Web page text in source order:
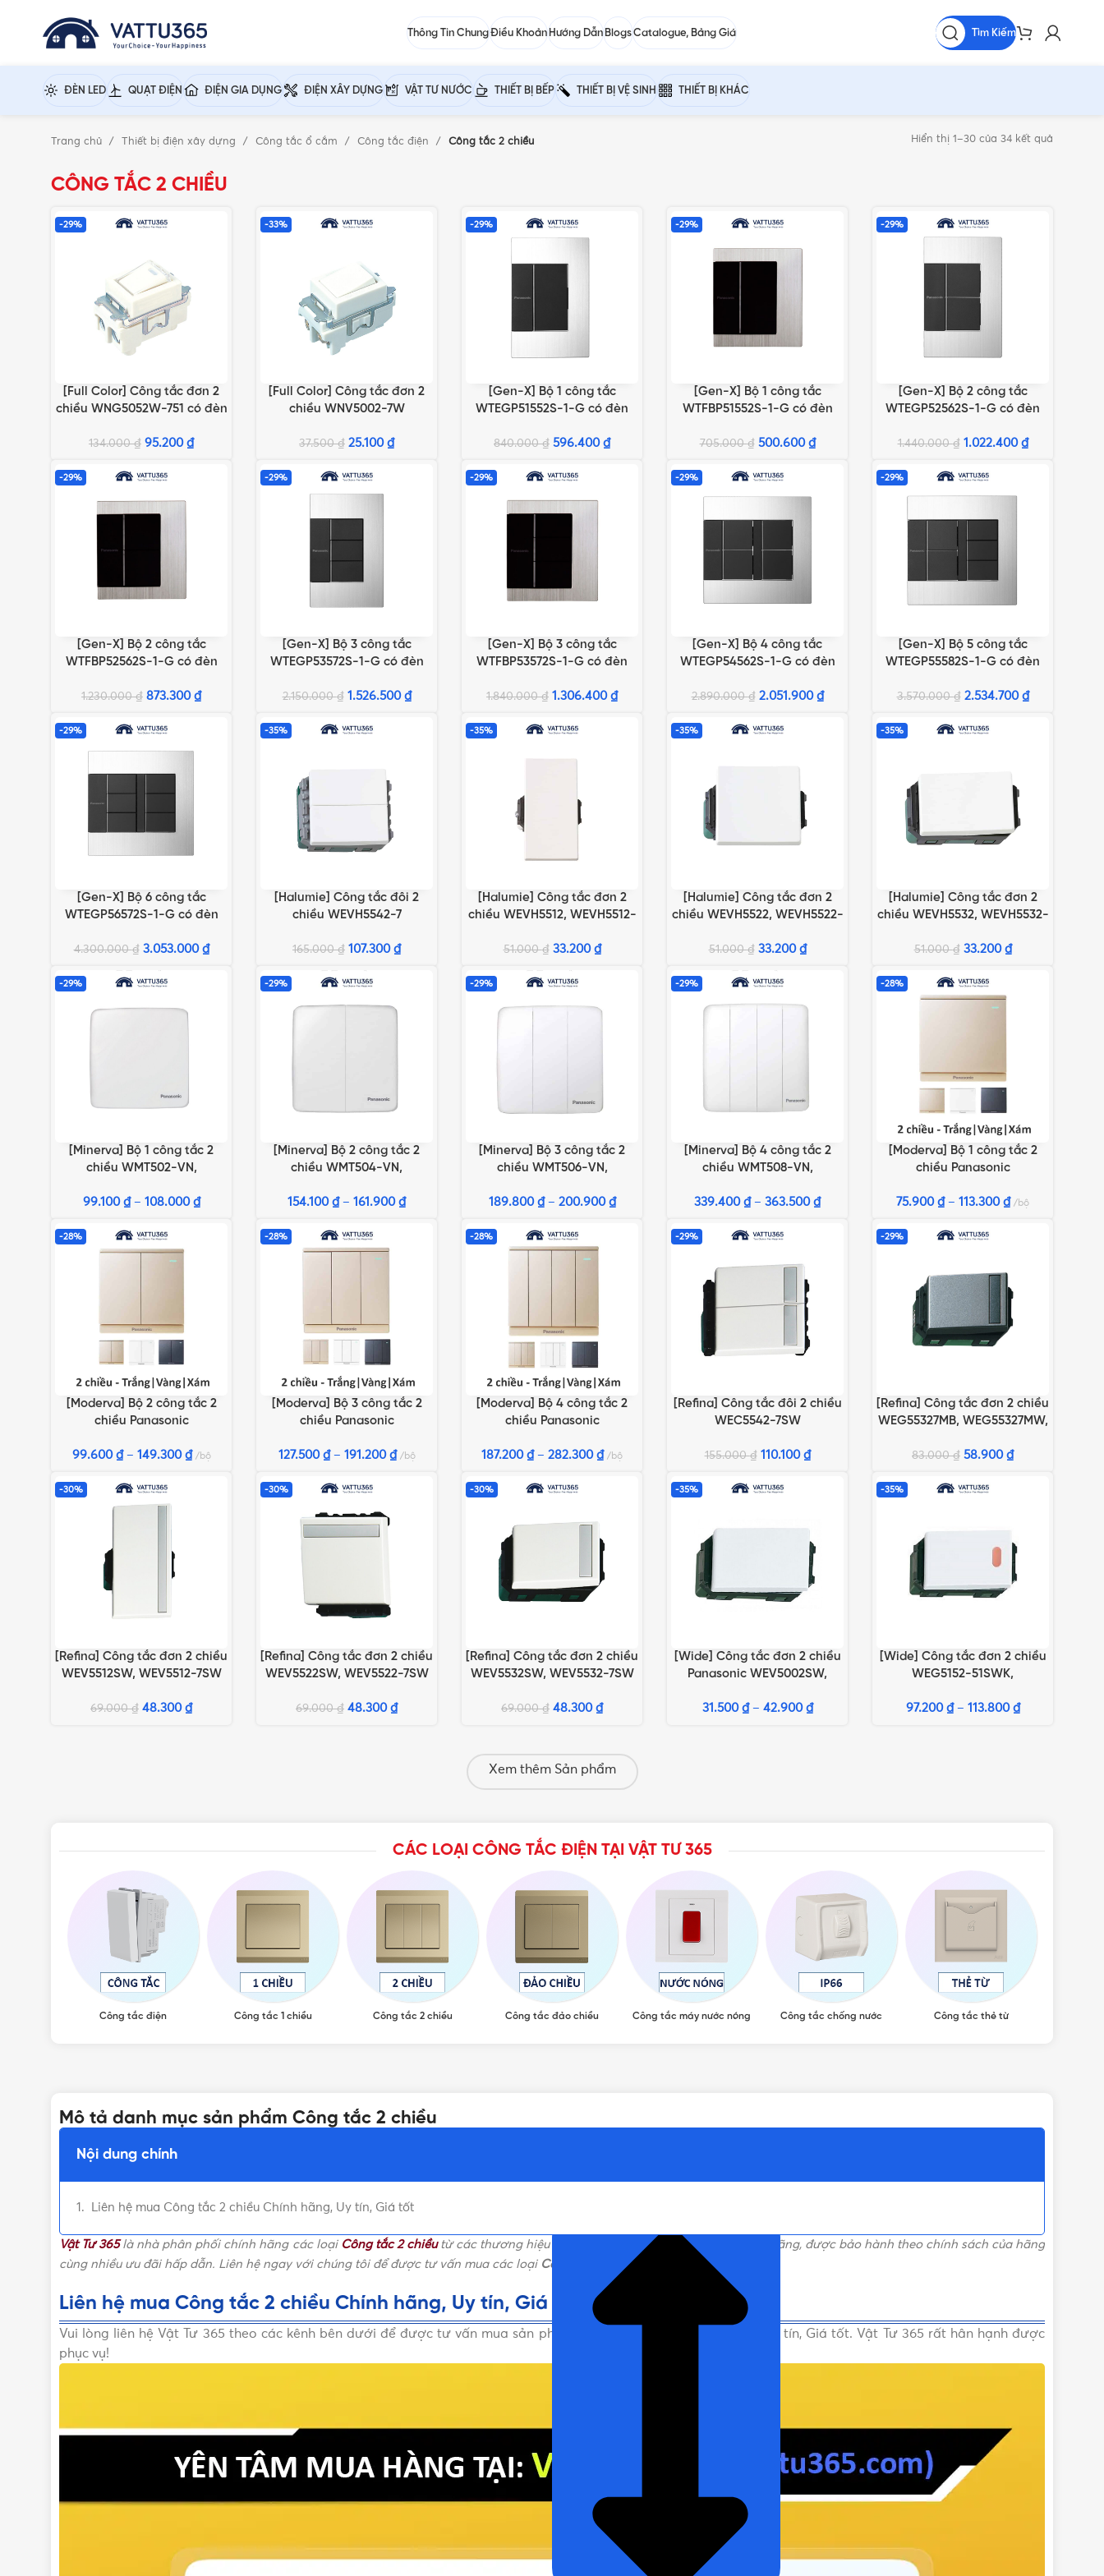
Thông Tin ChungĐiều Khoản Hướng Dẫn BlogsCatalogue, Bảng Giá Tìm Kiếm
ĐÈN LED QUẠT ĐIỆN ĐIỆN GIA DỤNG ĐIỆN XÂY DỰNG VẬT TƯ NƯỚC THIẾT BỊ BẾP THIẾT BỊ VỆ SINH THIẾT BỊ KHÁC
Trang chủ Thiết bị điện xây dựng Công tắc ổ cắm Công tắc điện Công tắc 2 chiều Hiển thị 1–30 của 34 kết quả
CÔNG TẮC 2 CHIỀU
-29%
THÊM VÀO GIỎ HÀNG
[Full Color] Công tắc đơn 2
chiều WNG5052W-751 có đèn
134.000₫ 95.200 ₫
-33%
THÊM VÀO GIỎ HÀNG
[Full Color] Công tắc đơn 2
chiều WNV5002-7W
37.500₫ 25.100 ₫
-29%
THÊM VÀO GIỎ HÀNG
[Gen-X] Bộ 1 công tắc
WTEGP51552S-1-G có đèn
840.000₫ 596.400 ₫
-29%
THÊM VÀO GIỎ HÀNG
[Gen-X] Bộ 1 công tắc
WTFBP51552S-1-G có đèn
705.000₫ 500.600 ₫
-29%
THÊM VÀO GIỎ HÀNG
[Gen-X] Bộ 2 công tắc
WTEGP52562S-1-G có đèn
1.440.000₫ 1.022.400 ₫
-29%
THÊM VÀO GIỎ HÀNG
[Gen-X] Bộ 2 công tắc
WTFBP52562S-1-G có đèn
1.230.000₫ 873.300 ₫
-29%
THÊM VÀO GIỎ HÀNG
[Gen-X] Bộ 3 công tắc
WTEGP53572S-1-G có đèn
2.150.000₫ 1.526.500 ₫
-29%
THÊM VÀO GIỎ HÀNG
[Gen-X] Bộ 3 công tắc
WTFBP53572S-1-G có đèn
1.840.000₫ 1.306.400 ₫
-29%
THÊM VÀO GIỎ HÀNG
[Gen-X] Bộ 4 công tắc
WTEGP54562S-1-G có đèn
2.890.000₫ 2.051.900 ₫
-29%
THÊM VÀO GIỎ HÀNG
[Gen-X] Bộ 5 công tắc
WTEGP55582S-1-G có đèn
3.570.000₫ 2.534.700 ₫
-29%
THÊM VÀO GIỎ HÀNG
[Gen-X] Bộ 6 công tắc
WTEGP56572S-1-G có đèn
4.300.000₫ 3.053.000 ₫
-35%
THÊM VÀO GIỎ HÀNG
[Halumie] Công tắc đôi 2
chiều WEVH5542-7
165.000₫ 107.300 ₫
-35%
LỰA CHỌN TÙY CHỌN
[Halumie] Công tắc đơn 2
chiều WEVH5512, WEVH5512-
51.000₫ 33.200 ₫
-35%
LỰA CHỌN TÙY CHỌN
[Halumie] Công tắc đơn 2
chiều WEVH5522, WEVH5522-
51.000₫ 33.200 ₫
-35%
LỰA CHỌN TÙY CHỌN
[Halumie] Công tắc đơn 2
chiều WEVH5532, WEVH5532-
51.000₫ 33.200 ₫
-29%
LỰA CHỌN TÙY CHỌN
[Minerva] Bộ 1 công tắc 2
chiều WMT502-VN,
WMT502MYH-VN
99.100 ₫– 108.000 ₫
-29%
LỰA CHỌN TÙY CHỌN
[Minerva] Bộ 2 công tắc 2
chiều WMT504-VN,
WMT504MYH-VN
154.100 ₫– 161.900 ₫
-29%
LỰA CHỌN TÙY CHỌN
[Minerva] Bộ 3 công tắc 2
chiều WMT506-VN,
WMT506MYH-VN
189.800 ₫– 200.900 ₫
-29%
LỰA CHỌN TÙY CHỌN
[Minerva] Bộ 4 công tắc 2
chiều WMT508-VN,
WMT508MYH-VN
339.400 ₫– 363.500 ₫
-28%
LỰA CHỌN TÙY CHỌN
[Moderva] Bộ 1 công tắc 2
chiều Panasonic
75.900 ₫– 113.300 ₫ bộ
-28%
LỰA CHỌN TÙY CHỌN
[Moderva] Bộ 2 công tắc 2
chiều Panasonic
99.600 ₫– 149.300 ₫ bộ
-28%
LỰA CHỌN TÙY CHỌN
[Moderva] Bộ 3 công tắc 2
chiều Panasonic
127.500 ₫– 191.200 ₫ bộ
-28%
LỰA CHỌN TÙY CHỌN
[Moderva] Bộ 4 công tắc 2
chiều Panasonic
187.200 ₫– 282.300 ₫ bộ
-29%
THÊM VÀO GIỎ HÀNG
[Refina] Công tắc đôi 2 chiều
WEC5542-7SW
155.000₫ 110.100 ₫
-29%
LỰA CHỌN TÙY CHỌN
[Refina] Công tắc đơn 2 chiều
WEG55327MB, WEG55327MW,
83.000₫ 58.900 ₫
-30%
LỰA CHỌN TÙY CHỌN
[Refina] Công tắc đơn 2 chiều
WEV5512SW, WEV5512-7SW
69.000₫ 48.300 ₫
-30%
LỰA CHỌN TÙY CHỌN
[Refina] Công tắc đơn 2 chiều
WEV5522SW, WEV5522-7SW
69.000₫ 48.300 ₫
-30%
LỰA CHỌN TÙY CHỌN
[Refina] Công tắc đơn 2 chiều
WEV5532SW, WEV5532-7SW
69.000₫ 48.300 ₫
-35%
LỰA CHỌN TÙY CHỌN
[Wide] Công tắc đơn 2 chiều
Panasonic WEV5002SW,
WEV5002-7H
31.500 ₫– 42.900 ₫
-35%
LỰA CHỌN TÙY CHỌN
[Wide] Công tắc đơn 2 chiều
WEG5152-51SWK,
97.200 ₫– 113.800 ₫
Xem thêm Sản phẩm
CÁC LOẠI CÔNG TẮC ĐIỆN TẠI VẬT TƯ 365
Công tắc điện Công tắc 1 chiều Công tắc 2 chiều Công tắc đảo chiều Công tắc máy nước nóng Công tắc chống nước Công tắc thẻ từ
Mô tả danh mục sản phẩm Công tắc 2 chiều
Nội dung chính
Liên hệ mua Công tắc 2 chiều Chính hãng, Uy tín, Giá tốt
Vật Tư 365là nhà phân phối chính hãng các loại Công tắc 2 chiềutừ các thương hiệu uy tín, cam kết 100% sản phẩm chính hãng, được bảo hành theo chính sách của hãng
cùng nhiều ưu đãi hấp dẫn. Liên hệ ngay với chúng tôi để được tư vấn mua các loại Công tắc 2 chiều miễn phí nhé!
Liên hệ mua Công tắc 2 chiều Chính hãng, Uy tín, Giá tốt
Vui lòng liên hệ Vật Tư 365 theo các kênh bên dưới để được tư vấn mua sản phẩm Công tắc 2 chiều Chính hãng, Uy tín, Giá tốt. Vật Tư 365 rất hân hạnh được
phục vụ!